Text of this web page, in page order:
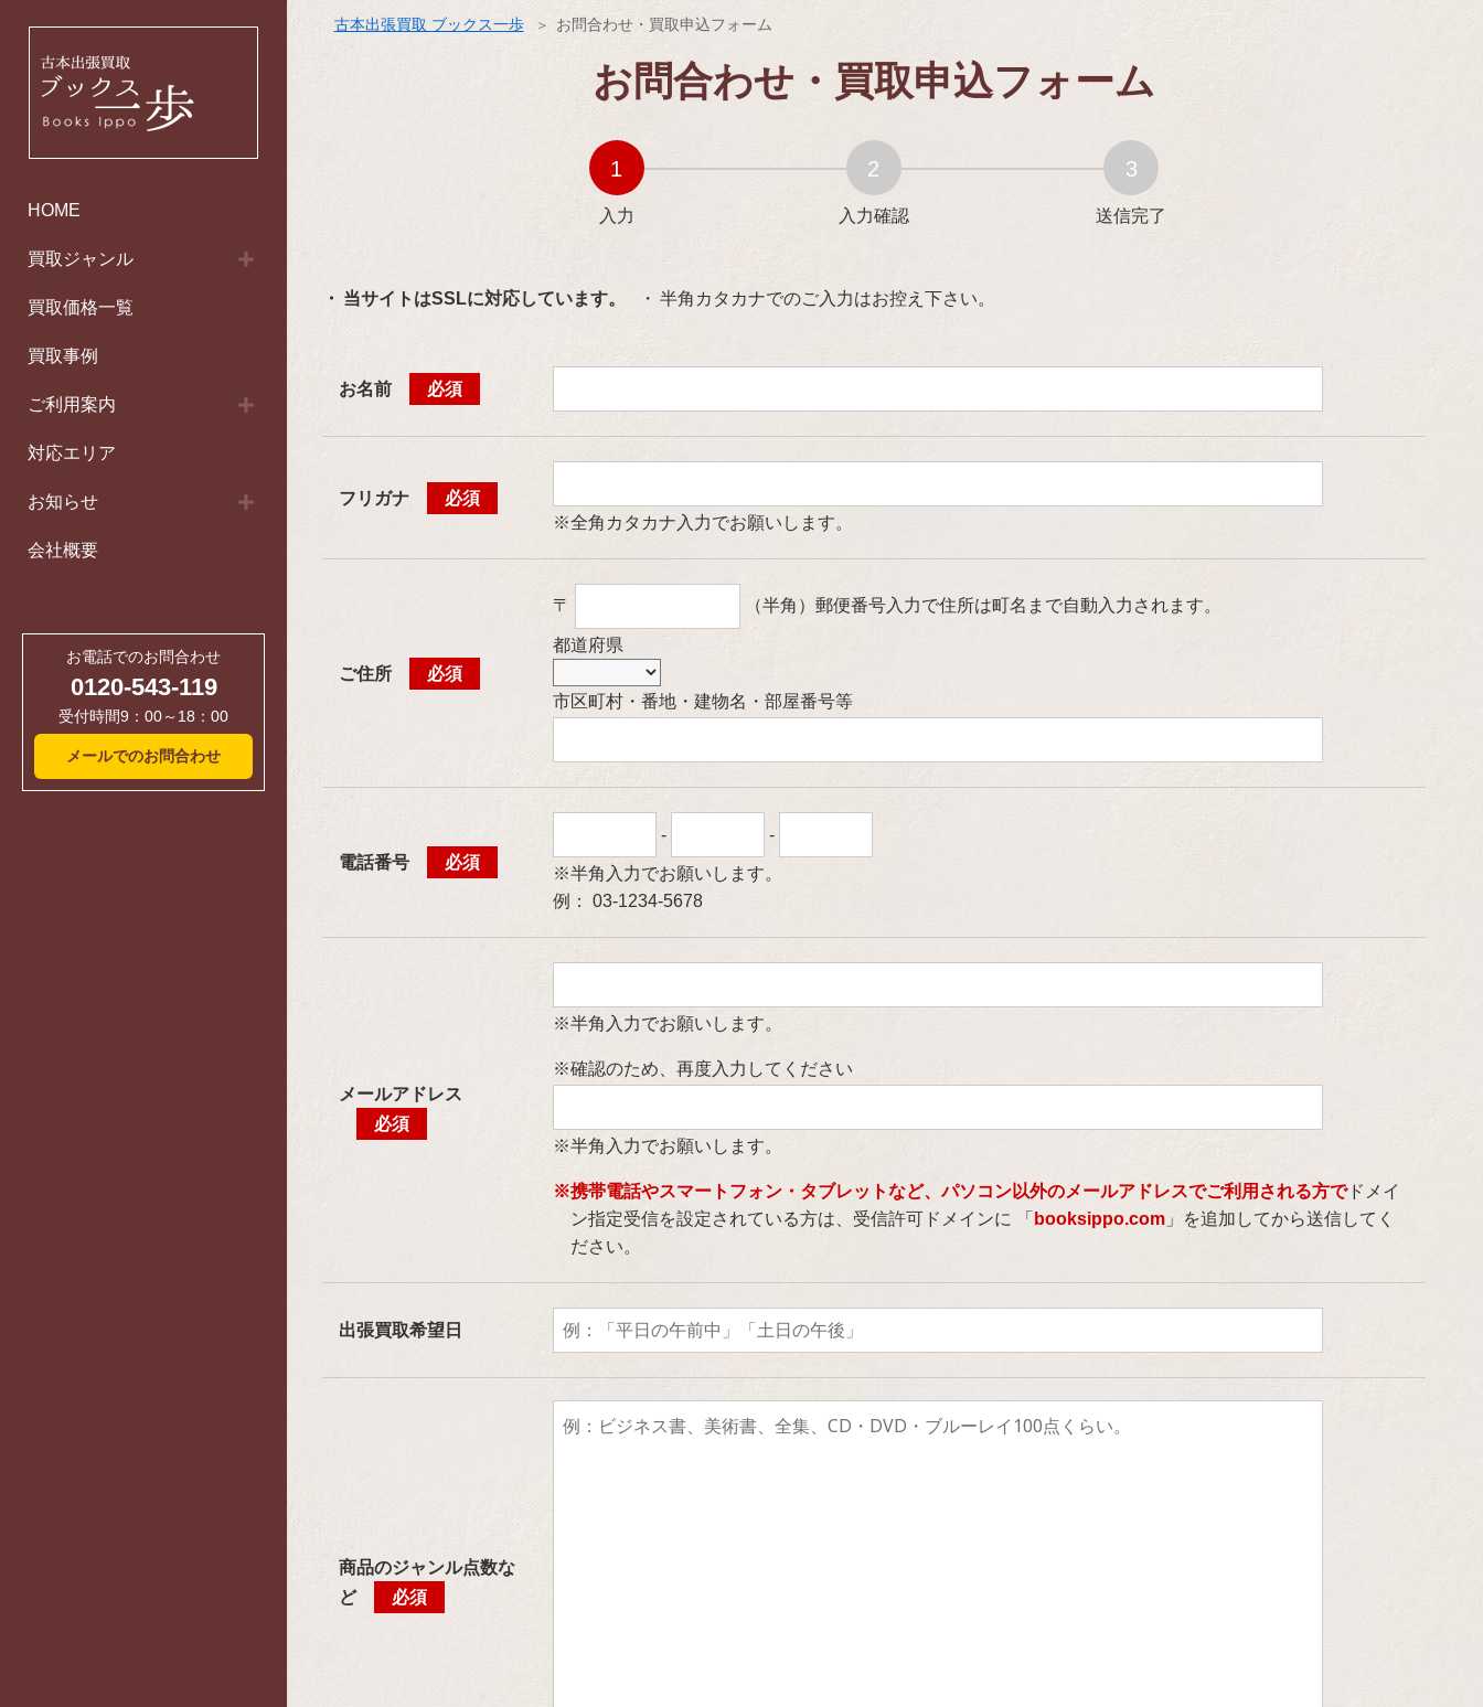
HOME
買取ジャンル
買取価格一覧
買取事例
ご利用案内
対応エリア
お知らせ
会社概要
お電話でのお問合わせ
0120-543-119
受付時間9：00～18：00
メールでのお問合わせ
古本出張買取 ブックス一歩 お問合わせ・買取申込フォーム
お問合わせ・買取申込フォーム
入力 入力確認 送信完了
当サイトはSSLに対応しています。 半角カタカナでのご入力はお控え下さい。
お名前 必須
フリガナ
必須
※全角カタカナ入力でお願いします。
ご住所 必須
〒 （半角） 郵便番号入力で住所は町名まで自動入力されます。
都道府県
市区町村・番地・建物名・部屋番号等
電話番号 必須
- -
※半角入力でお願いします。
例： 03-1234-5678
メールアドレス
必須
※半角入力でお願いします。
※確認のため、再度入力してください
※半角入力でお願いします。
※携帯電話やスマートフォン・タブレットなど、パソコン以外のメールアドレスでご利用される方でドメイ
ン指定受信を設定されている方は、受信許可ドメインに 「 booksippo.com 」を追加してから送信してく
ださい。
出張買取希望日
商品のジャンル点数な
ど
必須